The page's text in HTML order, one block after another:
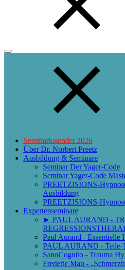
Seminarkalender 2026
Über Dr. Norbert Preetz
Ausbildung & Seminare
Seminar Der Yager-Code
Seminar Yager-Code
PREETZISIONS-
Ausbildung
PREETZISIONS-
Expertenseminare
► PAUL AURAND -
Paul Aurand - Essentielle
PAUL AURAND - Teile-
SanoCognito - Trauma
Frederic Mau -